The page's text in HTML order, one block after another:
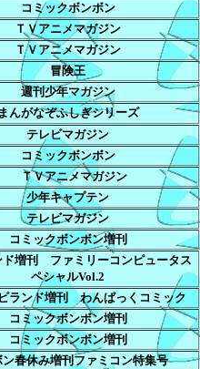
コミックボンボン
ＴＶアニメマガジン
ＴＶアニメマガジン
冒険王
週刊少年マガジン
まんがなぞふしぎシリーズ
テレビマガジン
コミックボンボン
ＴＶアニメマガジン
少年キャプテン
テレビマガジン
コミックボンボン増刊
ド増刊 ファミリーコンピュータス
ペシャルVol.2
ランド増刊 わんぱっくコミック
コミックボンボン増刊
コミックボンボン増刊
ン春休み増刊ファミコン特集号